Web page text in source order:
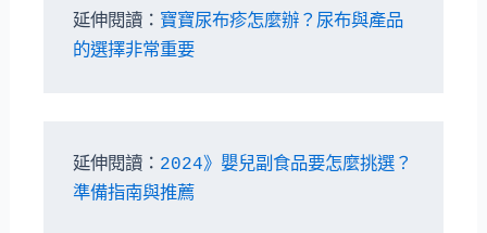
延伸閱讀： 寶寶尿布疹怎麼辦？尿布與產品
的選擇非常重要
延伸閱讀： 2024》嬰兒副食品要怎麼挑選？
準備指南與推薦